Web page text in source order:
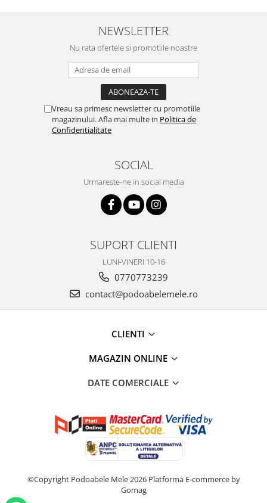
NEWSLETTER
Nu rata ofertele si promotiile noastre
Vreau sa primesc newsletter cu promotiile
magazinului. Afla mai multe in Politica de
Confidentialitate
SOCIAL
Urmareste-ne in social media
SUPORT CLIENTI
LUNI-VINERI 10-16
0770773239
contact@podoabelemele.ro
CLIENTI
MAGAZIN ONLINE
DATE COMERCIALE
©Copyright Podoabele Mele 2026 Platforma E-commerce by
Gomag